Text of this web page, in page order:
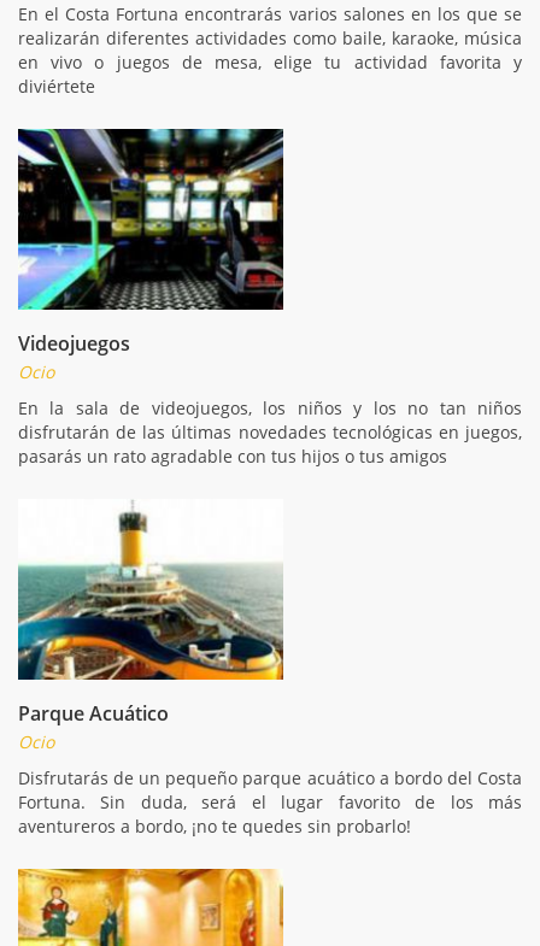
En el Costa Fortuna encontrarás varios salones en los que se
realizarán diferentes actividades como baile, karaoke, música
en vivo o juegos de mesa, elige tu actividad favorita y
diviértete
Videojuegos
Ocio
En la sala de videojuegos, los niños y los no tan niños
disfrutarán de las últimas novedades tecnológicas en juegos,
pasarás un rato agradable con tus hijos o tus amigos
Parque Acuático
Ocio
Disfrutarás de un pequeño parque acuático a bordo del Costa
Fortuna. Sin duda, será el lugar favorito de los más
aventureros a bordo, ¡no te quedes sin probarlo!